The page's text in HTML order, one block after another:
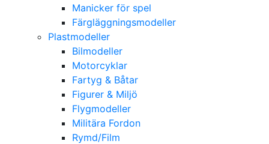
Manicker för spel
Färgläggningsmodeller
Plastmodeller
Bilmodeller
Motorcyklar
Fartyg & Båtar
Figurer & Miljö
Flygmodeller
Militära Fordon
Rymd/Film